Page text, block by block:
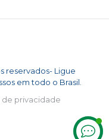
reservados- Ligue
em todo o Brasil.
de privacidade